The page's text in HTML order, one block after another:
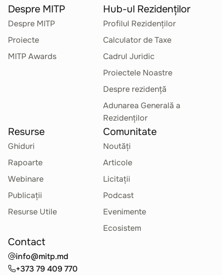
Despre MITP
Despre MITP
Proiecte
MITP Awards
Hub-ul Rezidenților
Profilul Rezidenților
Calculator de Taxe
Cadrul Juridic
Proiectele Noastre
Despre rezidență
Adunarea Generală a
Rezidenților
Resurse
Ghiduri
Rapoarte
Webinare
Publicații
Resurse Utile
Comunitate
Noutăți
Articole
Licitații
Podcast
Evenimente
Ecosistem
Contact
info@mitp.md
+373 79 409 770